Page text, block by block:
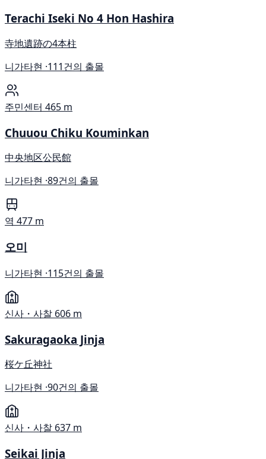
Terachi Iseki No 4 Hon Hashira
寺地遺跡の4本柱
니가타현 ·111건의 출몰
주민센터 465 m
Chuuou Chiku Kouminkan
中央地区公民館
니가타현 ·89건의 출몰
역 477 m
오미
니가타현 ·115건의 출몰
신사・사찰 606 m
Sakuragaoka Jinja
桜ケ丘神社
니가타현 ·90건의 출몰
신사・사찰 637 m
Seikai Jinja